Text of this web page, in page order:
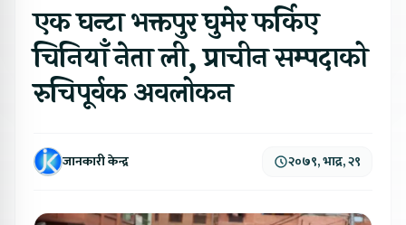
एक घन्टा भक्तपुर घुमेर फर्किए
चिनियाँ नेता ली, प्राचीन सम्पदाको
रुचिपूर्वक अवलोकन
जानकारी केन्द्र २०७९, भाद्र, २९